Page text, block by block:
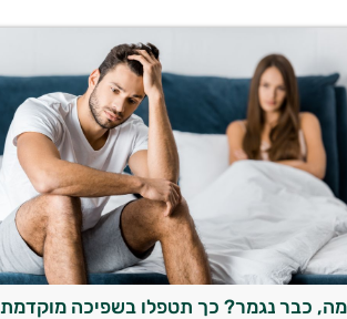
מה, כבר נגמר? כך תטפלו בשפיכה מוקדמת